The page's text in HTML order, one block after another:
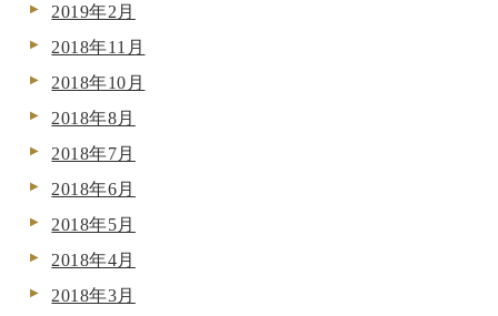
2019年2月
2018年11月
2018年10月
2018年8月
2018年7月
2018年6月
2018年5月
2018年4月
2018年3月